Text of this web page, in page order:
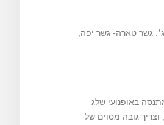
גשר טארה- גשר יפה,
באופנועי שלג
גובה מסוים של